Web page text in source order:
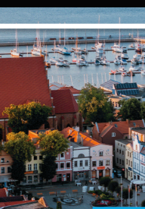
ustawienia
dowolnym
ustawień.
Ci
nas usług.